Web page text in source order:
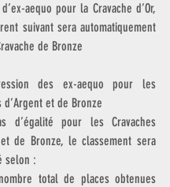
aequo pour la Cravache d’Or,
suivant sera automatiquement
de Bronze
des ex-aequo pour les
d’Argent et de Bronze
d’égalité pour les Cravaches
de Bronze, le classement sera
selon :
total de places obtenues